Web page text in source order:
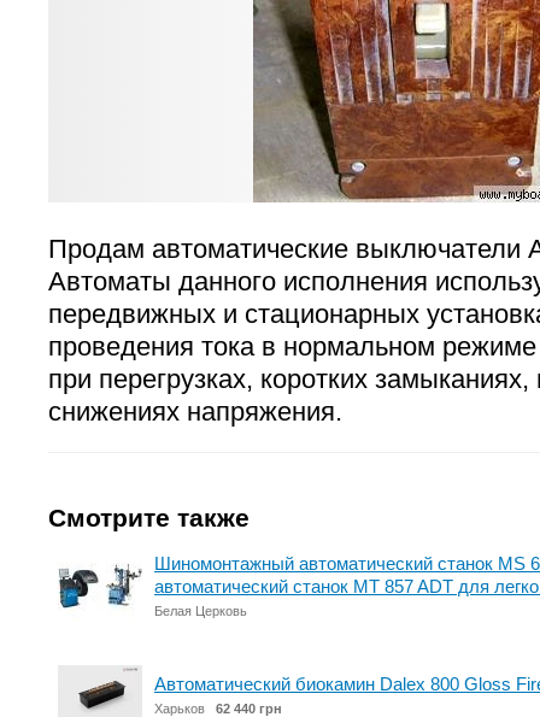
Продам автоматические выключатели
Автоматы данного исполнения
передвижных и стационарных
проведения тока в нормальном
при перегрузках, коротких
снижениях напряжения.
Смотрите также
Шиномонтажный автоматический станок MS
автоматический станок MT 857 ADT для
Белая Церковь
Автоматический биокамин Dalex 800 Gloss
Харьков 62 440 грн